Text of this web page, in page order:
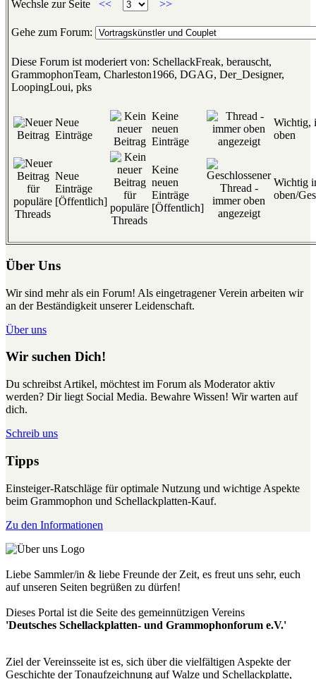
Wechsle zur Seite << >>
Gehe zum Forum:
Diese Forum ist moderiert von: SchellackFreak, berauscht,
GrammophonTeam, Charleston1966, DGAG, Der_Designer,
LoopingLoui, pks
Neue
Einträge
Keine
neuen
Einträge
Wichtig,
oben
Neue
Einträge
[Öffentlich]
Keine
neuen
Einträge
[Öffentlich]
Wichtig
oben/
Über Uns
Wir sind mehr als ein Forum! Als eingetragener Verein arbeiten wir
an der Beständigkeit unserer Leidenschaft.
Über uns
Wir suchen Dich!
Du schreibst Artikel, möchtest im Forum als Moderator aktiv
werden? Dir liegt Social Media. Bewahre Wissen! Wir warten auf
dich.
Schreib uns
Tipps
Einsteiger-Ratschläge für optimale Nutzung und wichtige Aspekte
beim Grammophon und Schellackplatten-Kauf.
Zu den Informationen
Liebe Sammler/in & liebe Freunde der Zeit, es freut uns sehr, euch
auf unseren Seiten begrüßen zu dürfen!
Dieses Portal ist die Seite des gemeinnützigen Vereins
'Deutsches Schellackplatten- und Grammophonforum e.V.'
Ziel der Vereinsseite ist es, sich über die vielfältigen Aspekte der
Geschichte der Tonaufzeichnung auf Walze und Schellackplatte,